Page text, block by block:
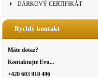
DÁRKOVÝ CERTIFIKÁT
Rychlý kontakt
Máte dotaz?
Kontaktujte Evu...
+420 603 910 496